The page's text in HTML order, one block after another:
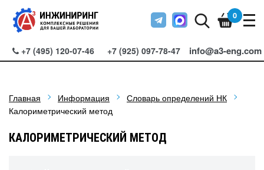
+7 (495) 120-07-46 +7 (925) 097-78-47 info@a3-eng.com
0
Главная Информация
Словарь определений НК
Калориметрический метод
КАЛОРИМЕТРИЧЕСКИЙ МЕТОД